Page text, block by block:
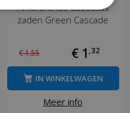
Amaranthus Caudatus
zaden Green Cascade
€1,55 € 1 32
Meer info
IN WINKELWAGEN